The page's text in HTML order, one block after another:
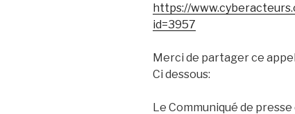
https://
id=3957
Merci de partager ce
Ci dessous:
Le Communiqué de